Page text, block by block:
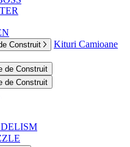
Construit
Kituri Camioane
de Construit
de Construit